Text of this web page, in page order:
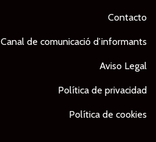
Contacto
Canal de comunicació d’informants
Aviso Legal
Política de privacidad
Política de cookies